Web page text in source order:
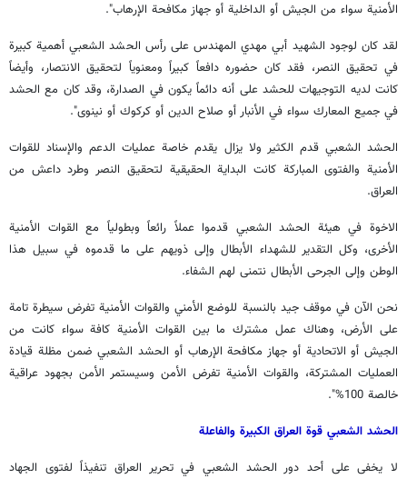
الأمنية سواء من الجيش أو الداخلية أو جهاز مكافحة الإرهاب".
لقد كان لوجود الشهيد أبي مهدي المهندس على رأس الحشد الشعبي أهمية كبيرة
في تحقيق النصر، فقد كان حضوره دافعاً كبيراً ومعنوياً لتحقيق الانتصار، وأيضاً
كانت لديه التوجيهات للحشد على أنه دائماً يكون في الصدارة، وقد كان مع الحشد
في جميع المعارك سواء في الأنبار أو صلاح الدين أو كركوك أو نينوى".
الحشد الشعبي قدم الكثير ولا يزال يقدم خاصة عمليات الدعم والإسناد للقوات
الأمنية والفتوى المباركة كانت البداية الحقيقية لتحقيق النصر وطرد داعش من
العراق.
الاخوة في هيئة الحشد الشعبي قدموا عملاً رائعاً وبطولياً مع القوات الأمنية
الأخرى، وكل التقدير للشهداء الأبطال وإلى ذويهم على ما قدموه في سبيل هذا
الوطن وإلى الجرحى الأبطال نتمنى لهم الشفاء.
‏نحن الآن في موقف جيد بالنسبة للوضع الأمني والقوات الأمنية تفرض سيطرة تامة
على الأرض، وهناك عمل مشترك ما بين القوات الأمنية كافة سواء كانت من
الجيش أو الاتحادية أو جهاز مكافحة الإرهاب أو الحشد الشعبي ضمن مظلة قيادة
العمليات المشتركة، و‏القوات الأمنية تفرض الأمن وسيستمر الأمن بجهود عراقية
خالصة 100%".
الحشد الشعبي قوة العراق الكبيرة والفاعلة
لا يخفى على أحد دور الحشد الشعبي في تحرير العراق تنفيذاً لفتوى الجهاد